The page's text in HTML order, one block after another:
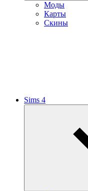
Моды
Карты
Скины
Sims 4